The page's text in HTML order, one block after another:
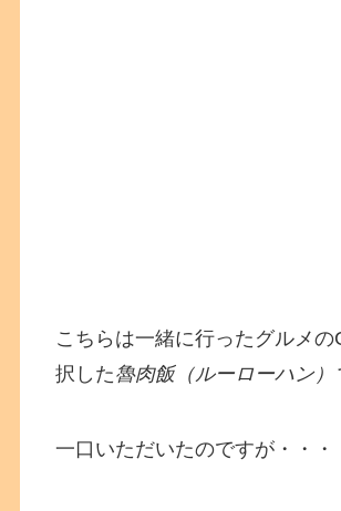
こちらは一緒に行ったグルメの
択した魯肉飯（ルーローハン）
一口いただいたのですが・・・